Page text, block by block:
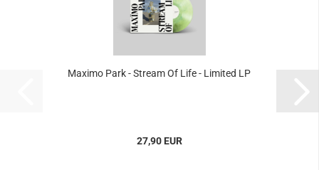
Maximo Park - Stream Of Life - Limited LP
27,90 EUR